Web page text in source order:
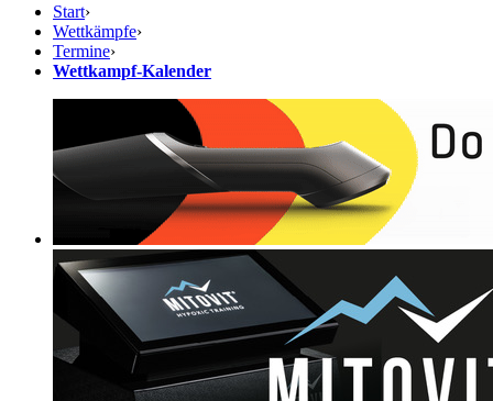
Start›
Wettkämpfe›
Termine›
Wettkampf-Kalender